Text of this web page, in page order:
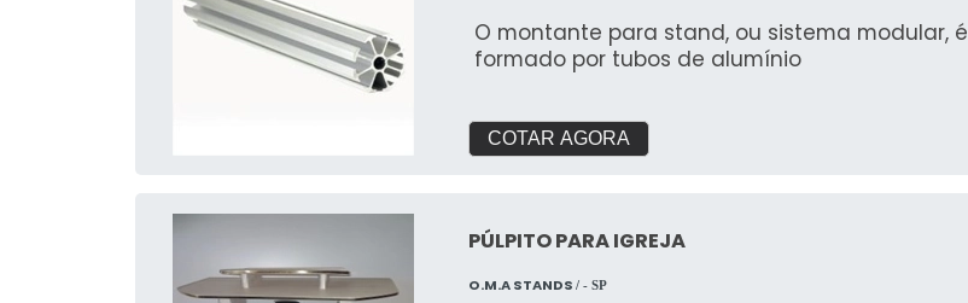
O montante para stand, ou sistema modular, é
formado por tubos de alumínio
COTAR AGORA
PÚLPITO PARA IGREJA
O.M.A STANDS/ - SP